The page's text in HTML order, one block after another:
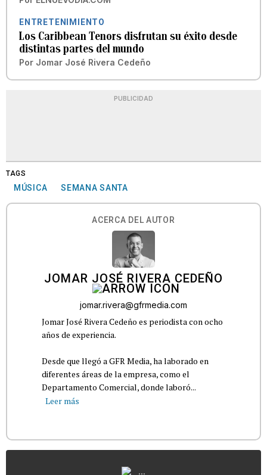
ENTRETENIMIENTO
Los Caribbean Tenors disfrutan su éxito desde
distintas partes del mundo
Por Jomar José Rivera Cedeño
PUBLICIDAD
TAGS
MÚSICA SEMANA SANTA
ACERCA DEL AUTOR
JOMAR JOSÉ RIVERA CEDEÑO
jomar.rivera@gfrmedia.com
Jomar José Rivera Cedeño es periodista con ocho
años de experiencia.
Desde que llegó a GFR Media, ha laborado en
diferentes áreas de la empresa, como el
Departamento Comercial, donde laboró...
Leer más
...